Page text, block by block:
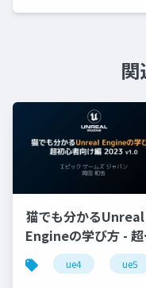
関
猫でも分かるUnreal
Engineの学び方 - 超
心者向け編 - 2023
ue4 ue5